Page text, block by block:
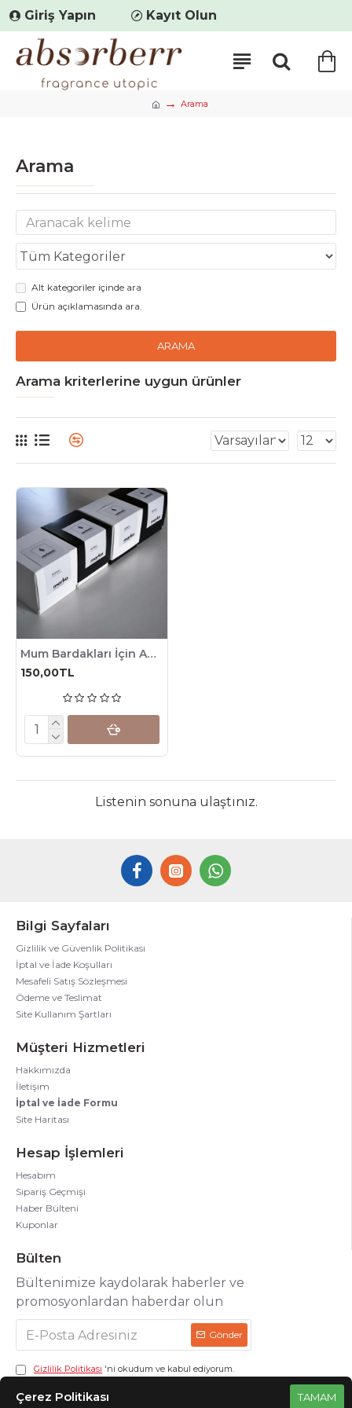
Giriş Yapın Kayıt Olun
Arama
Arama
Alt kategoriler içinde ara
Ürün açıklamasında ara.
ARAMA
Arama kriterlerine uygun ürünler
Mum Bardakları İçin Ambalaj : Karton Kutu , 6 Adet , Renk Seçimli (Siyah veya Beyaz)
150,00TL
Listenin sonuna ulaştınız.
Bilgi Sayfaları
Gizlilik ve Güvenlik Politikası
İptal ve İade Koşulları
Mesafeli Satış Sözleşmesi
Ödeme ve Teslimat
Site Kullanım Şartları
Müşteri Hizmetleri
Hakkımızda
İletişim
İptal ve İade Formu
Site Haritası
Hesap İşlemleri
Hesabım
Sipariş Geçmişi
Haber Bülteni
Kuponlar
Bülten
Bültenimize kaydolarak haberler ve
promosyonlardan haberdar olun
Gönder
Gizlilik Politikası 'ni okudum ve kabul ediyorum.
TAMAM
Çerez Politikası